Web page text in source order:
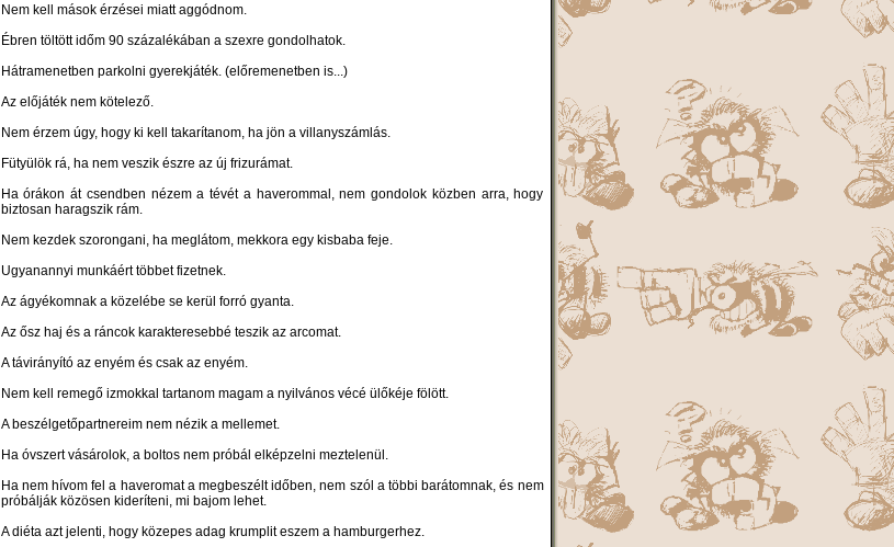
Nem kell mások érzései miatt aggódnom.
Ébren töltött időm 90 százalékában a szexre gondolhatok.
Hátramenetben parkolni gyerekjáték. (előremenetben is...)
Az előjáték nem kötelező.
Nem érzem úgy, hogy ki kell takarítanom, ha jön a villanyszámlás.
Fütyülök rá, ha nem veszik észre az új frizurámat.
Ha órákon át csendben nézem a tévét a haverommal, nem gondolok közben arra, hogy
biztosan haragszik rám.
Nem kezdek szorongani, ha meglátom, mekkora egy kisbaba feje.
Ugyanannyi munkáért többet fizetnek.
Az ágyékomnak a közelébe se kerül forró gyanta.
Az ősz haj és a ráncok karakteresebbé teszik az arcomat.
A távirányító az enyém és csak az enyém.
Nem kell remegő izmokkal tartanom magam a nyilvános vécé ülőkéje fölött.
A beszélgetőpartnereim nem nézik a mellemet.
Ha óvszert vásárolok, a boltos nem próbál elképzelni meztelenül.
Ha nem hívom fel a haveromat a megbeszélt időben, nem szól a többi barátomnak, és nem
próbálják közösen kideríteni, mi bajom lehet.
A diéta azt jelenti, hogy közepes adag krumplit eszem a hamburgerhez.